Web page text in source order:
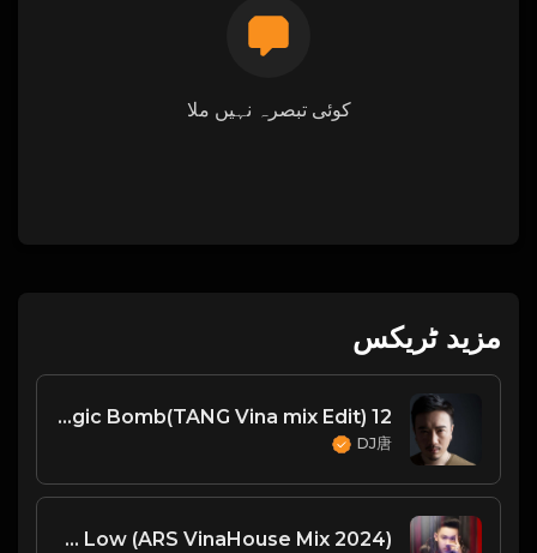
کوئی تبصرہ نہیں ملا
مزید ٹریکس
12 The Magic Bomb(TANG Vina mix Edit)
DJ唐
柬埔寨语 ចាំបងមានសិន & Low (ARS VinaHouse Mix 2024)